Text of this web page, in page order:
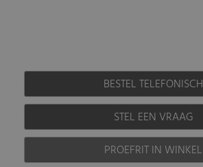
BESTEL TELEFONISCH
STEL EEN VRAAG
PROEFRIT IN WINKEL